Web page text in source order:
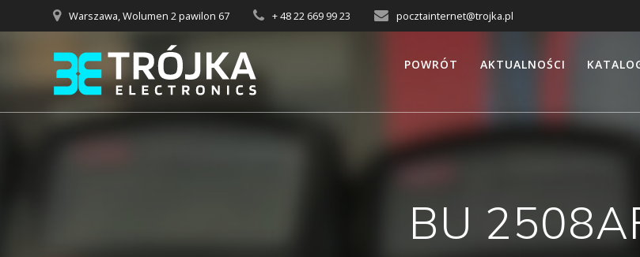
do
Warszawa, Wolumen 2 pawilon 67 + 48 22 669 99 23 pocztainternet@trojka.pl
POWRÓT AKTUALNOŚCI
BU